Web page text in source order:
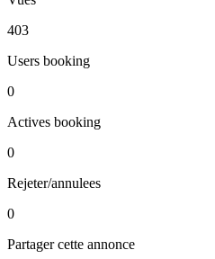
403
Users booking
0
Actives booking
0
Rejeter/annulees
0
Partager cette annonce